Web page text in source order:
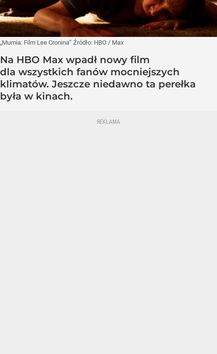
„Mumia: Film Lee Cronina” Źródło: HBO / Max
Na HBO Max wpadł nowy film
dla wszystkich fanów mocniejszych
klimatów. Jeszcze niedawno ta perełka
była w kinach.